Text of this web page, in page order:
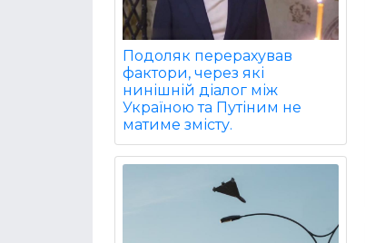
Подоляк перерахував
фактори, через які
нинішній діалог між
Україною та Путіним не
матиме змісту.